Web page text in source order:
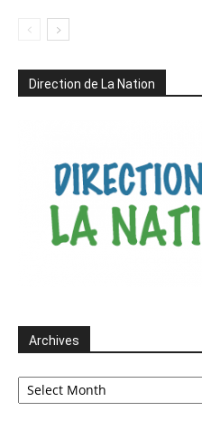
Direction de La Nation
Archives
Archives